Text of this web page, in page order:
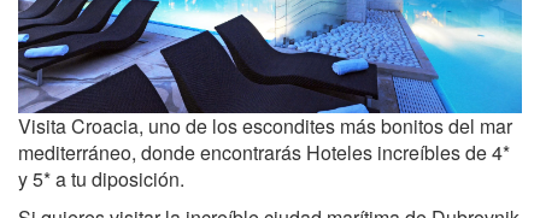
Visita Croacia, uno de los escondites más bonitos del mar
mediterráneo, donde encontrarás Hoteles increíbles de 4*
y 5* a tu diposición.